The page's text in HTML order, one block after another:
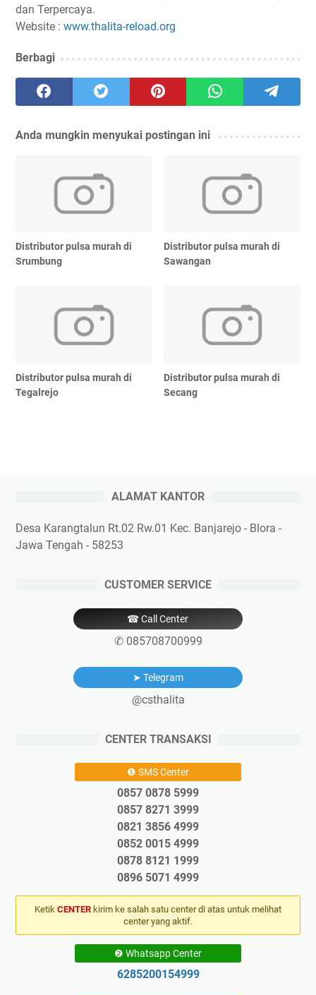
dan Terpercaya.
Website : www.thalita-reload.org
Berbagi
Anda mungkin menyukai postingan ini
Distributor pulsa murah di
Srumbung
Distributor pulsa murah di
Sawangan
Distributor pulsa murah di
Tegalrejo
Distributor pulsa murah di
Secang
ALAMAT KANTOR
Desa Karangtalun Rt.02 Rw.01 Kec. Banjarejo - Blora -
Jawa Tengah - 58253
CUSTOMER SERVICE
☎ Call Center
✆ 085708700999
➤ Telegram
@csthalita
CENTER TRANSAKSI
❶ SMS Center
0857 0878 5999
0857 8271 3999
0821 3856 4999
0852 0015 4999
0878 8121 1999
0896 5071 4999
Ketik CENTER kirim ke salah satu center di atas untuk melihat
center yang aktif.
❷ Whatsapp Center
6285200154999